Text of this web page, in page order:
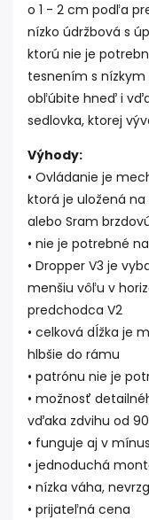
o 1 - 2 cm podľa
nízko údržbová s
ktorú nie je
tesnením s nízkym
obľúbite hneď i
sedlovka, ktorej
Výhody:
• Ovládanie je
ktorá je uložená
alebo Sram
• nie je potrebné
• Dropper V3 je
menšiu vôľu v
predchodca V2
• celková dĺžka je
hlbšie do rámu
• patrónu nie je
• možnosť
vďaka zdvihu od
• funguje aj v
• jednoduchá
• nízka váha,
• prijateľná cena